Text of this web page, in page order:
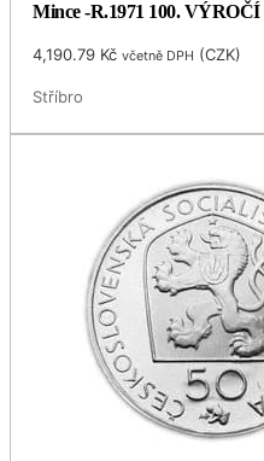
Mince -R.1971 100.
4,190.79 Kč včetně DPH (CZK)
Stříbro